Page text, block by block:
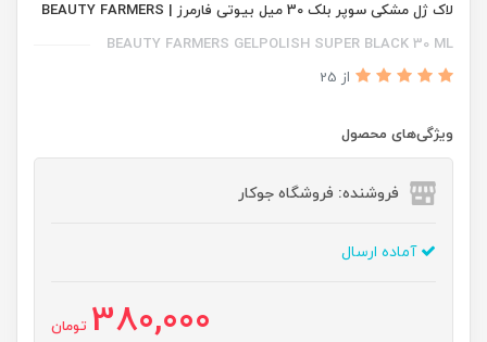
لاک ژل مشکی سوپر بلک 30 میل بیوتی فارمرز | BEAUTY FARMERS
BEAUTY FARMERS GELPOLISH SUPER BLACK 30 ML
از 25
ویژگی‌های محصول
فروشنده: فروشگاه جوکار
آماده ارسال
380,000 تومان